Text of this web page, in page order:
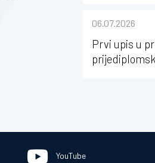
06.07.2026
Prvi upis u
YouTube